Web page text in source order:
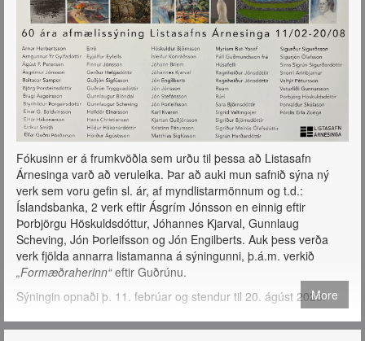
Fókusinn er á frumkvöðla sem urðu til þessa að Listasafn
Árnesinga varð að veruleika. Þar að auki mun safnið sýna ný
verk sem voru gefin sl. ár, af myndlistarmönnum og t.d.:
Íslandsbanka, 2 verk eftir Ásgrím Jónsson en einnig eftir
Þorbjörgu Höskuldsdóttur, Jóhannes Kjarval, Gunnlaug
Scheving, Jón Þorleifsson og Jón Engilberts. Auk þess verða
verk fjölda annarra listamanna á sýningunni, þ.á.m. verkið
„Formæðraherinn“eftir Guðrúnu.
Sýningin opnaði þ. 11. febrúar og stendur til 20. ágúst 2023.
More